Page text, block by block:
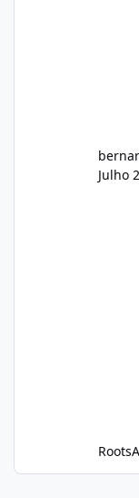
Julho
Roots